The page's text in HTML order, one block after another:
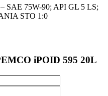
– SAE 75W-90; API GL 5 LS;
STO 1:0
iPOID 595 20L